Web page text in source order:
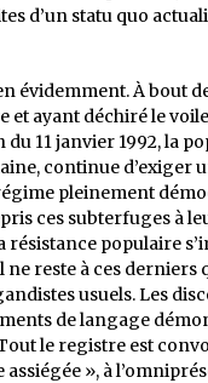
d’un statu quo
évidemment. À bout
et ayant déchiré le
du 11 janvier 1992, la
continue d’exiger
pleinement
ces subterfuges à
résistance populaire
ne reste à ces derniers
usuels. Les
de langage
le registre est
assiégée », à